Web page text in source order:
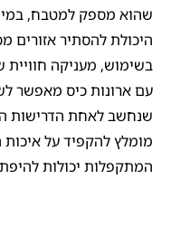
שהוא מספק למטבח,
היכולת להסתיר אזורים
בשימוש, מעניקה
עם ארונות כיס מאפשר
שנחשב לאחת הדרישות
מומלץ להקפיד על איכות
המתקפלות יכולות